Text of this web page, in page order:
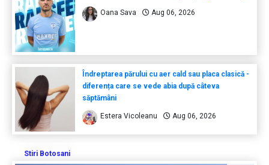
Oana Sava Aug 06, 2026
Îndreptarea părului cu aer cald sau placa clasică -
diferența care se vede abia după câteva
săptămâni
Estera Vicoleanu Aug 06, 2026
Stiri Botosani